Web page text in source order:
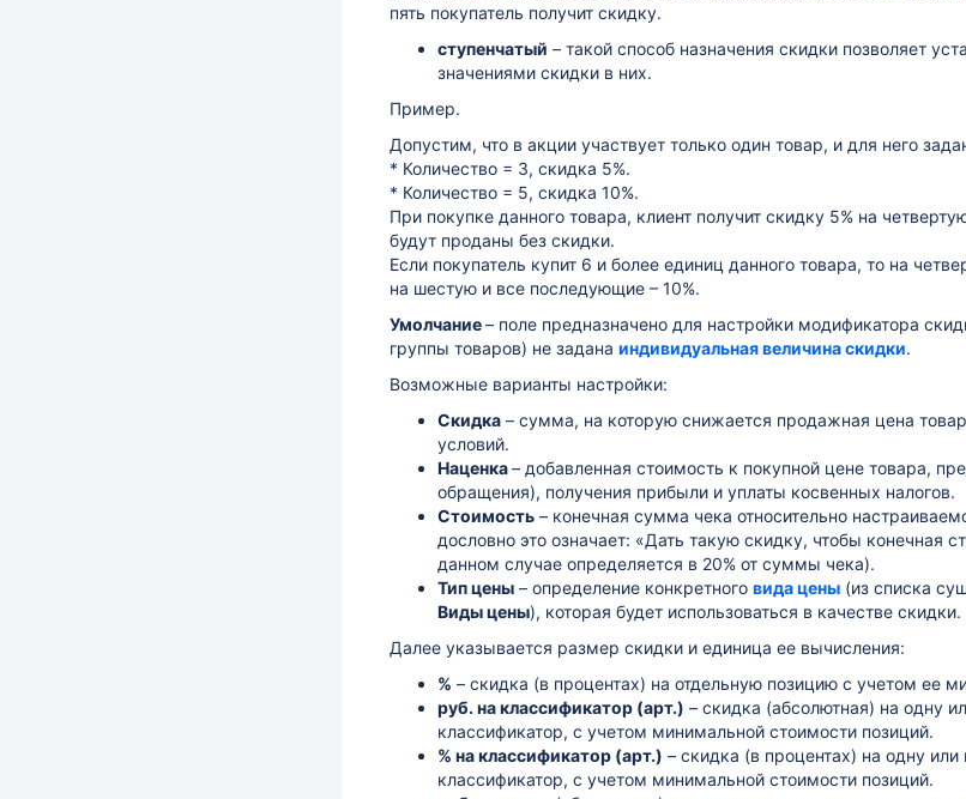
пять покупатель получит скидку.
ступенчатый – такой способ назначения скидки позволяет
значениями скидки в них.
Пример.
Допустим, что в акции участвует только один товар, и для него
* Количество = 3, скидка 5%.
* Количество = 5, скидка 10%.
При покупке данного товара, клиент получит скидку 5% на
будут проданы без скидки.
Если покупатель купит 6 и более единиц данного товара, то на
на шестую и все последующие – 10%.
Умолчание– поле предназначено для настройки модификатора
группы товаров) не задана индивидуальная величина скидки.
Возможные варианты настройки:
Скидка – сумма, на которую снижается продажная цена
условий.
Наценка– добавленная стоимость к покупной цене товара,
обращения), получения прибыли и уплаты косвенных налогов.
Стоимость – конечная сумма чека относительно
дословно это означает: «Дать такую скидку, чтобы конечная
данном случае определяется в 20% от суммы чека).
Тип цены – определение конкретного вида цены (из списка
Виды цены), которая будет использоваться в качестве скидки.
Далее указывается размер скидки и единица ее вычисления:
% – скидка (в процентах) на отдельную позицию с учетом ее
руб. на классификатор (арт.) – скидка (абсолютная) на одну
классификатор, с учетом минимальной стоимости позиций.
% на классификатор (арт.) – скидка (в процентах) на одну
классификатор, с учетом минимальной стоимости позиций.